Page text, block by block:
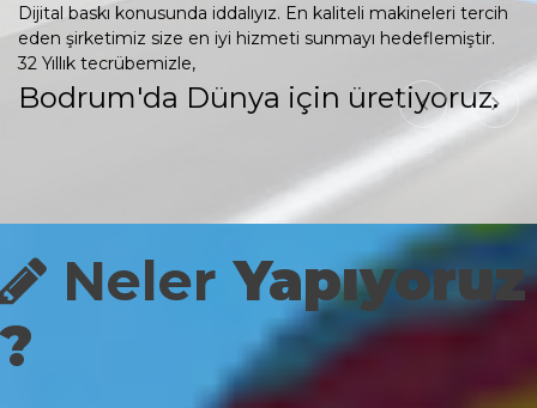
Dijital baskı konusunda iddalıyız. En kaliteli makineleri tercih
eden şirketimiz size en iyi hizmeti sunmayı hedeflemiştir.
32 Yıllık tecrübemizle,
Bodrum'da Dünya için üretiyoruz.
Neler Yapıyoruz
?